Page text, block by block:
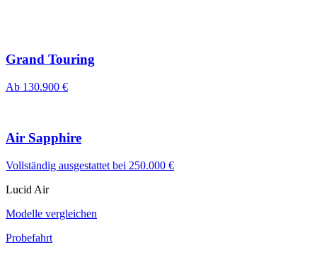
Grand Touring
Ab 130.900 €
Air Sapphire
Vollständig ausgestattet bei 250.000 €
Lucid Air
Modelle vergleichen
Probefahrt